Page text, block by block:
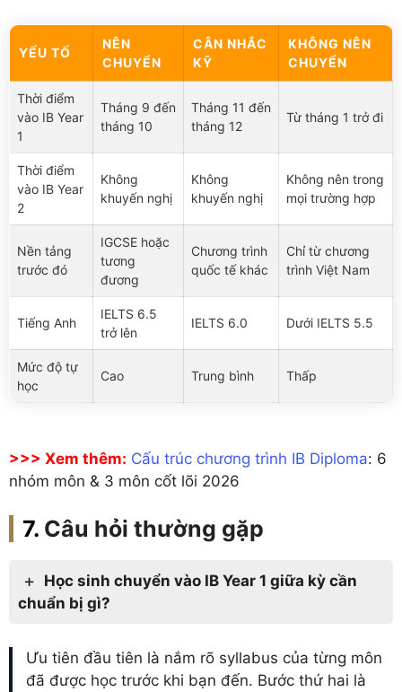
YẾU TỐ
NÊN
CHUYỂN
CÂN NHẮC
KỸ
KHÔNG NÊN
CHUYỂN
Thời điểm
vào IB Year
1
Tháng 9 đến
tháng 10
Tháng 11 đến
tháng 12
Từ tháng 1 trở đi
Thời điểm
vào IB Year
2
Không
khuyến nghị
Không
khuyến nghị
Không nên trong
mọi trường hợp
Nền tảng
trước đó
IGCSE hoặc
tương
đương
Chương trình
quốc tế khác
Chỉ từ chương
trình Việt Nam
Tiếng Anh
IELTS 6.5
trở lên
IELTS 6.0 Dưới IELTS 5.5
Mức độ tự
học
Cao Trung bình Thấp
>>> Xem thêm: Cấu trúc chương trình IB Diploma: 6
nhóm môn & 3 môn cốt lõi 2026
Câu hỏi thường gặp
Học sinh chuyển vào IB Year 1 giữa kỳ cần
chuẩn bị gì?
Ưu tiên đầu tiên là nắm rõ syllabus của từng môn
đã được học trước khi bạn đến. Bước thứ hai là